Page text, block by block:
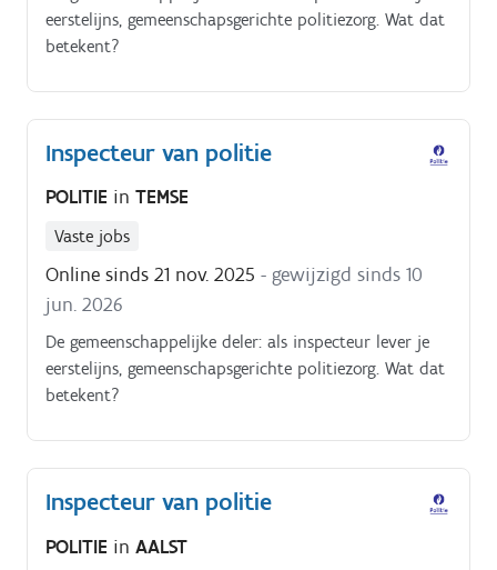
eerstelijns, gemeenschapsgerichte politiezorg. Wat dat
betekent?
Inspecteur van politie
POLITIE in TEMSE
Vaste jobs
Online sinds 21 nov. 2025 - gewijzigd sinds 10
jun. 2026
De gemeenschappelijke deler: als inspecteur lever je
eerstelijns, gemeenschapsgerichte politiezorg. Wat dat
betekent?
Inspecteur van politie
POLITIE in AALST